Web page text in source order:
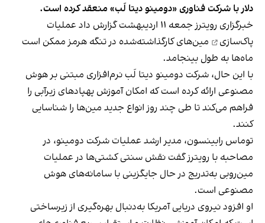
دلار با شرکت فناوری «دومینو دیتا لَب» منعقد کرده است.
خبرگزاری رویترز جمعه ۱۱ اردیبهشت گزارش داد عملیات
پاک‌سازی
مین‌های کارگذاشته‌شده در تنگه هرمز ممکن است
ماه‌ها به طول بینجامد.
با این حال، شرکت دومینو دیتا لَب نرم‌افزاری مبتنی بر هوش
مصنوعی ارائه کرده است که امکان آموزش پهپادهای زیرآبی را
فراهم می‌کند تا طی چند روز انواع جدید مین‌ها را شناسایی
کنند.
توماس رابینسون، مدیر ارشد عملیات شرکت دومینو، در
مصاحبه با رویترز گفت نقش سنتی کشتی‌ها در عملیات
مین‌روبی به‌تدریج در حال جایگزینی با سامانه‌های هوش
مصنوعی است.
او افزود نیروی دریایی آمریکا به‌دنبال بهره‌گیری از زیرساختی